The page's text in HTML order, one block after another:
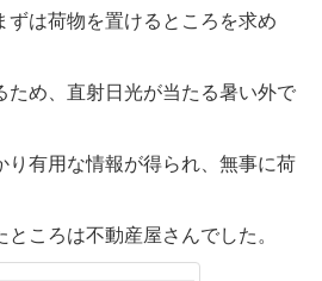
は荷物を置けるところを求め
ため、直射日光が当たる暑い外で
り有用な情報が得られ、無事に荷
ころは不動産屋さんでした。